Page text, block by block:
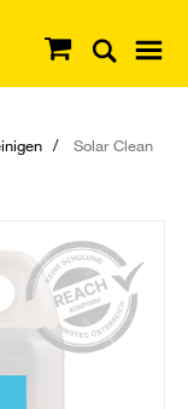
Solar Clean